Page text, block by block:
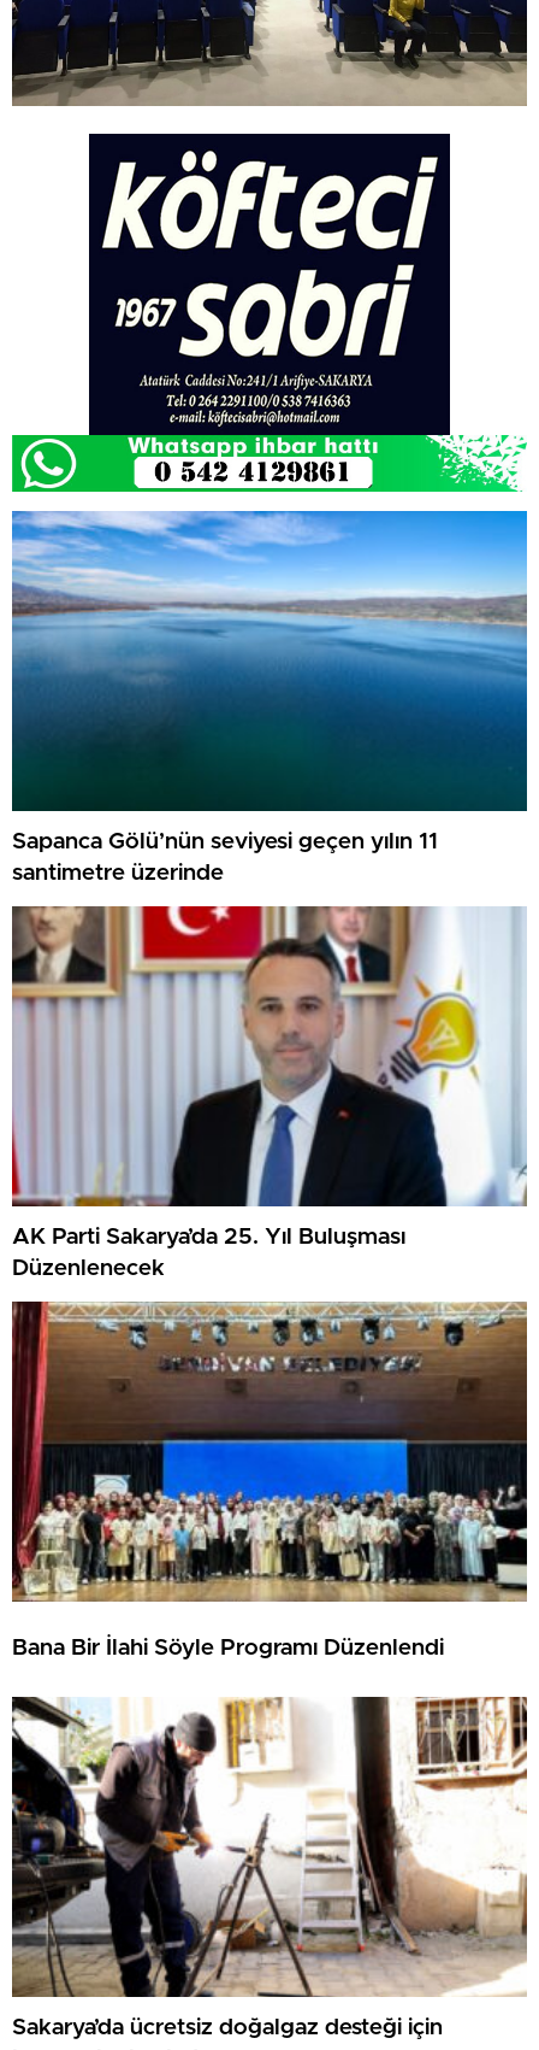
Sapanca Gölü’nün seviyesi geçen yılın 11
santimetre üzerinde
AK Parti Sakarya’da 25. Yıl Buluşması
Düzenlenecek
Bana Bir İlahi Söyle Programı Düzenlendi
Sakarya’da ücretsiz doğalgaz desteği için